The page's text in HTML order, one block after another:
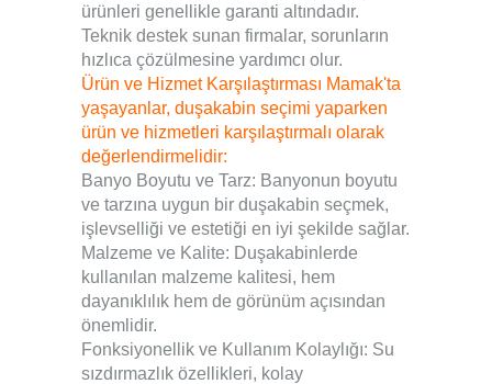
ürünleri genellikle garanti altındadır.
Teknik destek sunan firmalar, sorunların
hızlıca çözülmesine yardımcı olur.
Ürün ve Hizmet Karşılaştırması Mamak'ta
yaşayanlar, duşakabin seçimi yaparken
ürün ve hizmetleri karşılaştırmalı olarak
değerlendirmelidir:
Banyo Boyutu ve Tarz: Banyonun boyutu
ve tarzına uygun bir duşakabin seçmek,
işlevselliği ve estetiği en iyi şekilde sağlar.
Malzeme ve Kalite: Duşakabinlerde
kullanılan malzeme kalitesi, hem
dayanıklılık hem de görünüm açısından
önemlidir.
Fonksiyonellik ve Kullanım Kolaylığı: Su
sızdırmazlık özellikleri, kolay